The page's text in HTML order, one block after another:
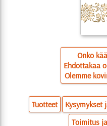
Onko
Ehdottakaa
Olemme
Tuotteet Kysymykset
Toimitus